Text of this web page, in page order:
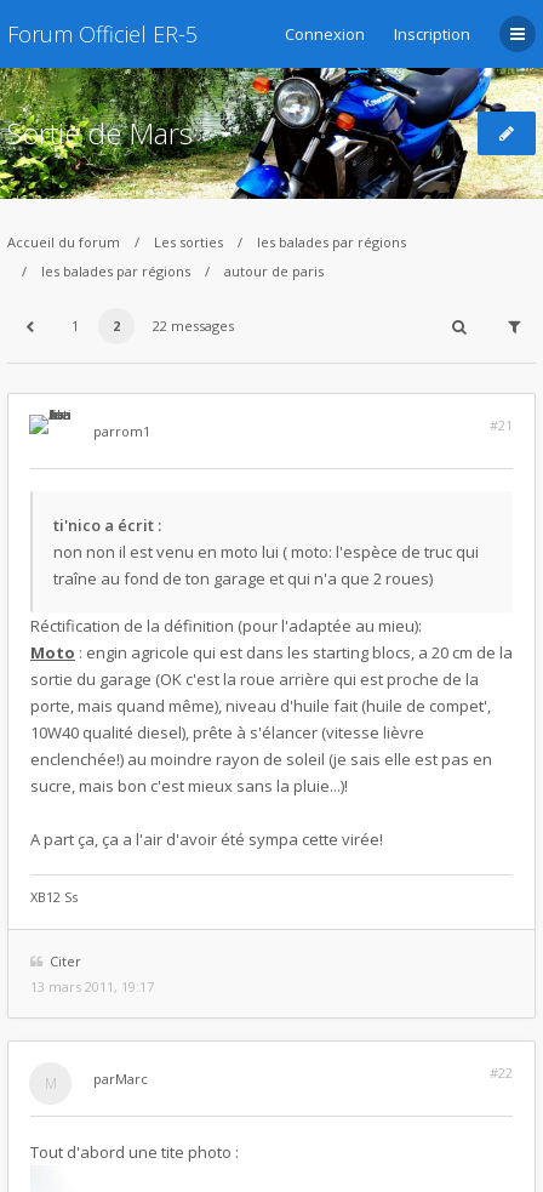
Forum Officiel ER-5 Connexion Inscription
Sortie de Mars
Accueil du forum Les sorties
les balades par régions
les balades par régions
autour de paris
1 2 22 messages
#21
parrom1
ti'nico a écrit :
non non il est venu en moto lui ( moto: l'espèce de truc qui
traîne au fond de ton garage et qui n'a que 2 roues)
Réctification de la définition (pour l'adaptée au mieu):
Moto : engin agricole qui est dans les starting blocs, a 20 cm de la
sortie du garage (OK c'est la roue arrière qui est proche de la
porte, mais quand même), niveau d'huile fait (huile de compet',
10W40 qualité diesel), prête à s'élancer (vitesse lièvre
enclenchée!) au moindre rayon de soleil (je sais elle est pas en
sucre, mais bon c'est mieux sans la pluie...)!
A part ça, ça a l'air d'avoir été sympa cette virée!
XB12 Ss
Citer
13 mars 2011, 19:17
#22
parMarc
Tout d'abord une tite photo :